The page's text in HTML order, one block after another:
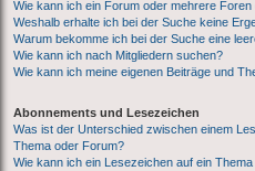
Wie kann ich ein Forum oder mehrere
Weshalb erhalte ich bei der Suche keine
Warum bekomme ich bei der Suche eine
Wie kann ich nach Mitgliedern suchen?
Wie kann ich meine eigenen Beiträge und
Abonnements und Lesezeichen
Was ist der Unterschied zwischen einem
Thema oder Forum?
Wie kann ich ein Lesezeichen auf ein